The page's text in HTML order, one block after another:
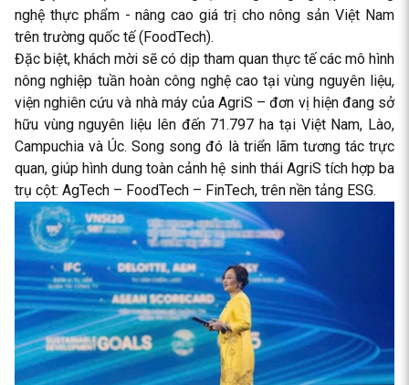
nghệ thực phẩm - nâng cao giá trị cho nông sản Việt Nam
trên trường quốc tế (FoodTech).
Đặc biệt, khách mời sẽ có dịp tham quan thực tế các mô hình
nông nghiệp tuần hoàn công nghệ cao tại vùng nguyên liệu,
viện nghiên cứu và nhà máy của AgriS – đơn vị hiện đang sở
hữu vùng nguyên liệu lên đến 71.797 ha tại Việt Nam, Lào,
Campuchia và Úc. Song song đó là triển lãm tương tác trực
quan, giúp hình dung toàn cảnh hệ sinh thái AgriS tích hợp ba
trụ cột: AgTech – FoodTech – FinTech, trên nền tảng ESG.